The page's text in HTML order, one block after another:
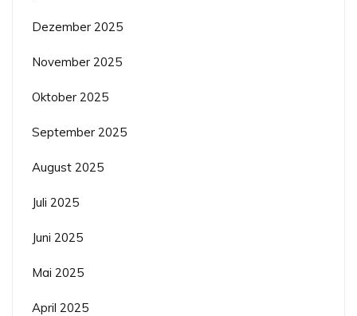
Dezember 2025
November 2025
Oktober 2025
September 2025
August 2025
Juli 2025
Juni 2025
Mai 2025
April 2025